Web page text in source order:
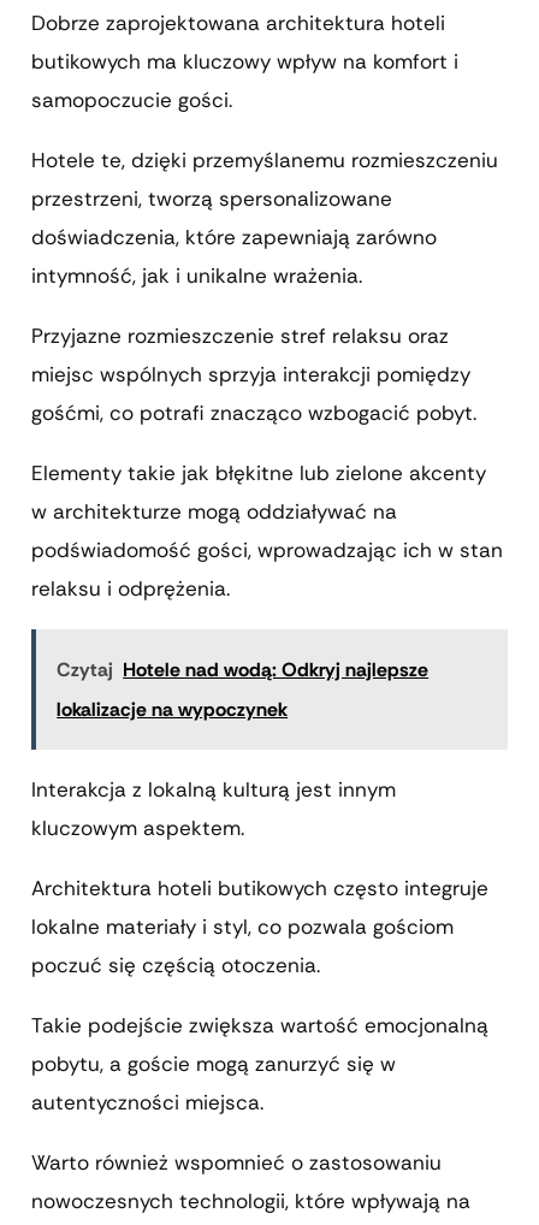
Dobrze zaprojektowana architektura hoteli
butikowych ma kluczowy wpływ na komfort i
samopoczucie gości.
Hotele te, dzięki przemyślanemu rozmieszczeniu
przestrzeni, tworzą spersonalizowane
doświadczenia, które zapewniają zarówno
intymność, jak i unikalne wrażenia.
Przyjazne rozmieszczenie stref relaksu oraz
miejsc wspólnych sprzyja interakcji pomiędzy
gośćmi, co potrafi znacząco wzbogacić pobyt.
Elementy takie jak błękitne lub zielone akcenty
w architekturze mogą oddziaływać na
podświadomość gości, wprowadzając ich w stan
relaksu i odprężenia.
Czytaj Hotele nad wodą: Odkryj najlepsze
lokalizacje na wypoczynek
Interakcja z lokalną kulturą jest innym
kluczowym aspektem.
Architektura hoteli butikowych często integruje
lokalne materiały i styl, co pozwala gościom
poczuć się częścią otoczenia.
Takie podejście zwiększa wartość emocjonalną
pobytu, a goście mogą zanurzyć się w
autentyczności miejsca.
Warto również wspomnieć o zastosowaniu
nowoczesnych technologii, które wpływają na